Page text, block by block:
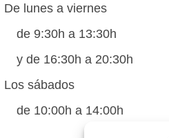
De lunes a viernes
de 9:30h a 13:30h
y de 16:30h a 20:30h
Los sábados
de 10:00h a 14:00h